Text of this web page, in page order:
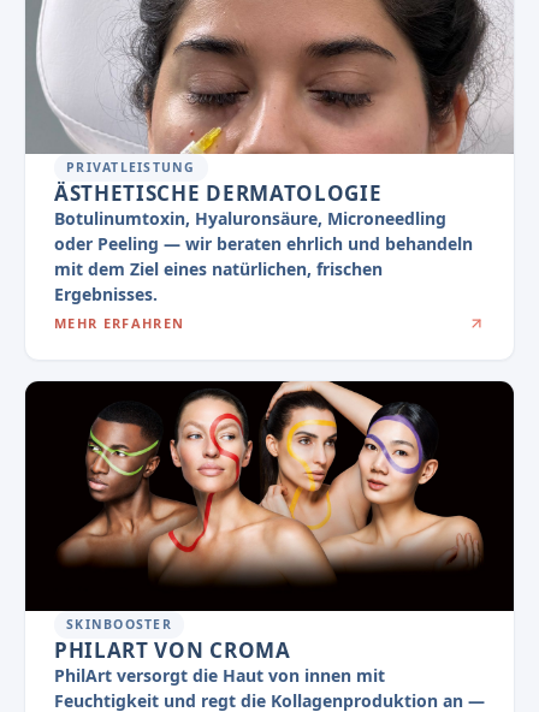
PRIVATLEISTUNG
ÄSTHETISCHE DERMATOLOGIE
Botulinumtoxin, Hyaluronsäure, Microneedling
oder Peeling — wir beraten ehrlich und behandeln
mit dem Ziel eines natürlichen, frischen
Ergebnisses.
MEHR ERFAHREN
SKINBOOSTER
PHILART VON CROMA
PhilArt versorgt die Haut von innen mit
Feuchtigkeit und regt die Kollagenproduktion an —